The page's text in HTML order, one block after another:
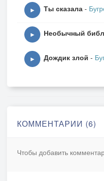
От вечера есть
про музыку и
по стенам из волн
▶ Ты сказала -
▶ Необычный
▶ Дождик злой -
КОММЕНТАРИИ (6)
Чтобы добавить